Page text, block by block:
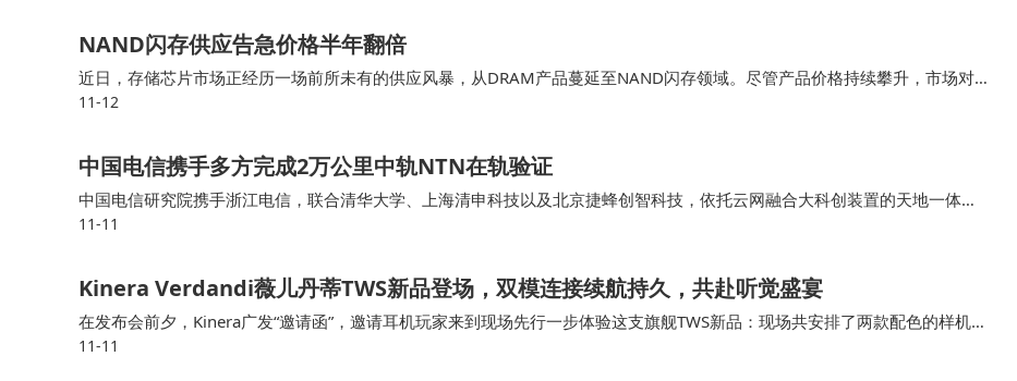
NAND闪存供应告急价格半年翻倍
近日，存储芯片市场正经历一场前所未有的供应风暴，从DRAM产品蔓延至NAND闪存领域。尽管产品价格持续攀升，市场对
存储器的需求却呈现逆势增长态势，供需矛盾进一步加剧。行业分析指出，DRAM与NAND闪存的短缺局面短期内难以缓解，
11-12
中国电信携手多方完成2万公里中轨NTN在轨验证
中国电信研究院携手浙江电信，联合清华大学、上海清申科技以及北京捷蜂创智科技，依托云网融合大科创装置的天地一体卫
星试验能力，成功实现了NTN（非地面网络）制式在中轨卫星条件下的在轨技术验证。这一突破性成果为远洋、极地等特殊场
11-11
Kinera Verdandi薇儿丹蒂TWS新品登场，双模连接续航持久，共赴听觉盛宴
在发布会前夕，Kinera广发“邀请函”，邀请耳机玩家来到现场先行一步体验这支旗舰TWS新品：现场共安排了两款配色的样机供
试玩，分别是寰宇黑和阙夜紫，我自己就比较喜欢寰宇黑这个配色，低调奢华、质感非凡。 虽说…
11-11